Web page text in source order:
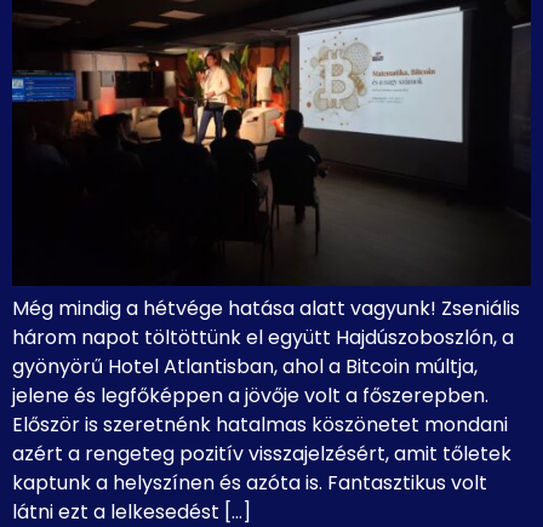
Még mindig a hétvége hatása alatt vagyunk! Zseniális
három napot töltöttünk el együtt Hajdúszoboszlón, a
gyönyörű Hotel Atlantisban, ahol a Bitcoin múltja,
jelene és legfőképpen a jövője volt a főszerepben.
Először is szeretnénk hatalmas köszönetet mondani
azért a rengeteg pozitív visszajelzésért, amit tőletek
kaptunk a helyszínen és azóta is. Fantasztikus volt
látni ezt a lelkesedést […]